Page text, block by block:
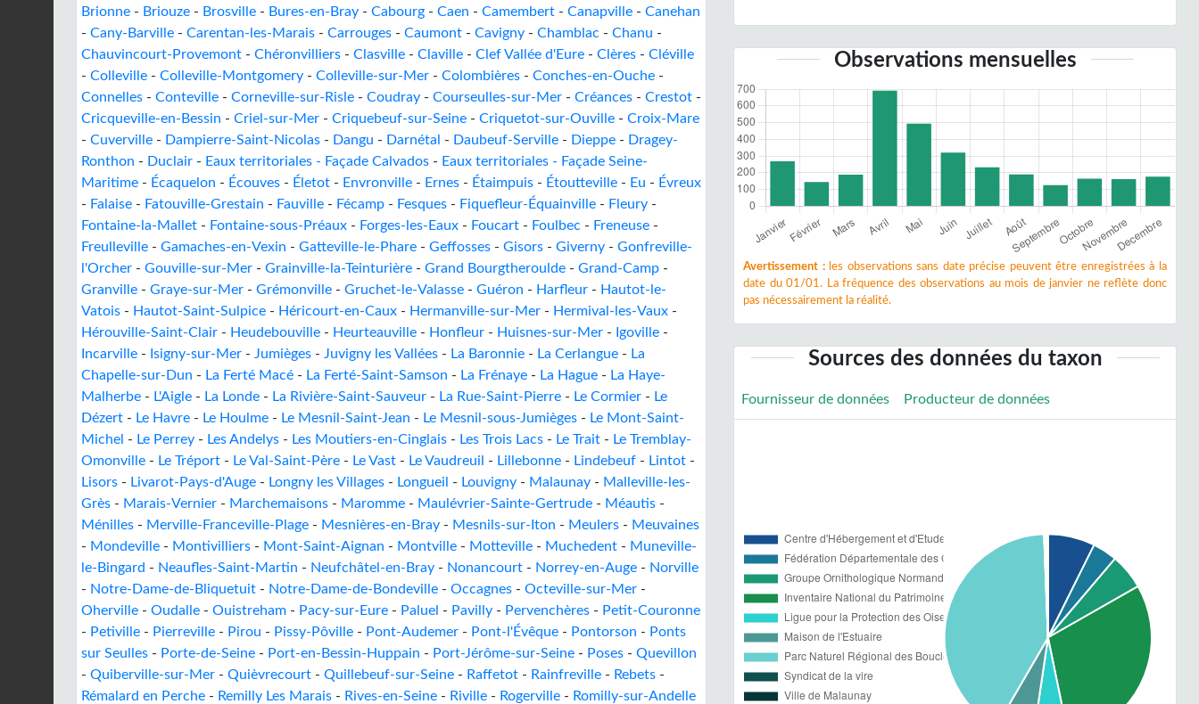
Brionne - Briouze - Brosville - Bures-en-Bray - Cabourg - Caen - Camembert - Canapville - Canehan
- Cany-Barville - Carentan-les-Marais - Carrouges - Caumont - Cavigny - Chamblac - Chanu -
Chauvincourt-Provemont - Chéronvilliers - Clasville - Claville - Clef Vallée d'Eure - Clères - Cléville
- Colleville - Colleville-Montgomery - Colleville-sur-Mer - Colombières - Conches-en-Ouche -
Connelles - Conteville - Corneville-sur-Risle - Coudray - Courseulles-sur-Mer - Créances - Crestot -
Cricqueville-en-Bessin - Criel-sur-Mer - Criquebeuf-sur-Seine - Criquetot-sur-Ouville - Croix-Mare
- Cuverville - Dampierre-Saint-Nicolas - Dangu - Darnétal - Daubeuf-Serville - Dieppe - Dragey-
Ronthon - Duclair - Eaux territoriales - Façade Calvados - Eaux territoriales - Façade Seine-
Maritime - Écaquelon - Écouves - Életot - Envronville - Ernes - Étaimpuis - Étoutteville - Eu - Évreux
- Falaise - Fatouville-Grestain - Fauville - Fécamp - Fesques - Fiquefleur-Équainville - Fleury -
Fontaine-la-Mallet - Fontaine-sous-Préaux - Forges-les-Eaux - Foucart - Foulbec - Freneuse -
Freulleville - Gamaches-en-Vexin - Gatteville-le-Phare - Geffosses - Gisors - Giverny - Gonfreville-
l'Orcher - Gouville-sur-Mer - Grainville-la-Teinturière - Grand Bourgtheroulde - Grand-Camp -
Granville - Graye-sur-Mer - Grémonville - Gruchet-le-Valasse - Guéron - Harfleur - Hautot-le-
Vatois - Hautot-Saint-Sulpice - Héricourt-en-Caux - Hermanville-sur-Mer - Hermival-les-Vaux -
Hérouville-Saint-Clair - Heudebouville - Heurteauville - Honfleur - Huisnes-sur-Mer - Igoville -
Incarville - Isigny-sur-Mer - Jumièges - Juvigny les Vallées - La Baronnie - La Cerlangue - La
Chapelle-sur-Dun - La Ferté Macé - La Ferté-Saint-Samson - La Frénaye - La Hague - La Haye-
Malherbe - L'Aigle - La Londe - La Rivière-Saint-Sauveur - La Rue-Saint-Pierre - Le Cormier - Le
Dézert - Le Havre - Le Houlme - Le Mesnil-Saint-Jean - Le Mesnil-sous-Jumièges - Le Mont-Saint-
Michel - Le Perrey - Les Andelys - Les Moutiers-en-Cinglais - Les Trois Lacs - Le Trait - Le Tremblay-
Omonville - Le Tréport - Le Val-Saint-Père - Le Vast - Le Vaudreuil - Lillebonne - Lindebeuf - Lintot -
Lisors - Livarot-Pays-d'Auge - Longny les Villages - Longueil - Louvigny - Malaunay - Malleville-les-
Grès - Marais-Vernier - Marchemaisons - Maromme - Maulévrier-Sainte-Gertrude - Méautis -
Ménilles - Merville-Franceville-Plage - Mesnières-en-Bray - Mesnils-sur-Iton - Meulers - Meuvaines
- Mondeville - Montivilliers - Mont-Saint-Aignan - Montville - Motteville - Muchedent - Muneville-
le-Bingard - Neaufles-Saint-Martin - Neufchâtel-en-Bray - Nonancourt - Norrey-en-Auge - Norville
- Notre-Dame-de-Bliquetuit - Notre-Dame-de-Bondeville - Occagnes - Octeville-sur-Mer -
Oherville - Oudalle - Ouistreham - Pacy-sur-Eure - Paluel - Pavilly - Pervenchères - Petit-Couronne
- Petiville - Pierreville - Pirou - Pissy-Pôville - Pont-Audemer - Pont-l'Évêque - Pontorson - Ponts
sur Seulles - Porte-de-Seine - Port-en-Bessin-Huppain - Port-Jérôme-sur-Seine - Poses - Quevillon
- Quiberville-sur-Mer - Quièvrecourt - Quillebeuf-sur-Seine - Raffetot - Rainfreville - Rebets -
Rémalard en Perche - Remilly Les Marais - Rives-en-Seine - Riville - Rogerville - Romilly-sur-Andelle
Observations mensuelles
Avertissement :les observations sans date précise peuvent être enregistrées à la
date du 01/01. La fréquence des observations au mois de janvier ne reflète donc
pas nécessairement la réalité.
Sources des données du taxon
Fournisseur de données Producteur de données